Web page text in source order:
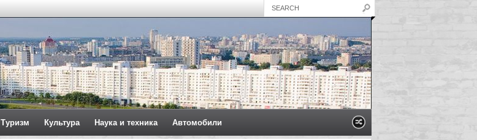
Туризм Культура Наука и техника Автомобили